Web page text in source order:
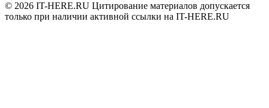
© 2026 IT-HERE.RU Цитирование материалов допускается
только при наличии активной ссылки на IT-HERE.RU